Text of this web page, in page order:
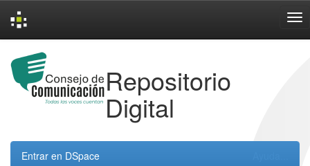
navigation
Repositorio
Digital
Entrar en DSpace